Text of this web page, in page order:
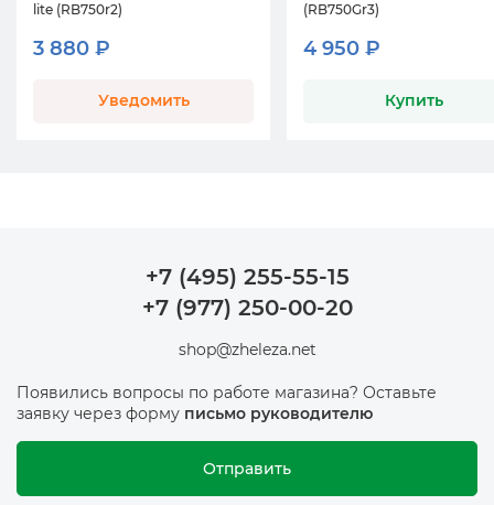
lite (RB750r2)
3 880 ₽
Уведомить
(RB750Gr3)
4 950 ₽
Купить
+7 (495) 255-55-15
+7 (977) 250-00-20
shop@zheleza.net
Появились вопросы по работе магазина? Оставьте
заявку через форму письмо руководителю
Отправить